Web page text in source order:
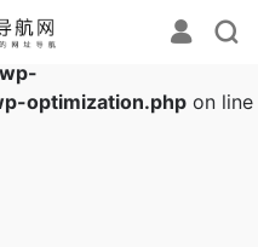
in
optimization.php on line